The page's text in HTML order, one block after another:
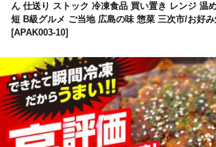
ん 仕送り ストック 冷凍食品 買い置き レンジ 温
短 B級グルメ ご当地 広島の味 惣菜 三次市/お好
[APAK003-10]